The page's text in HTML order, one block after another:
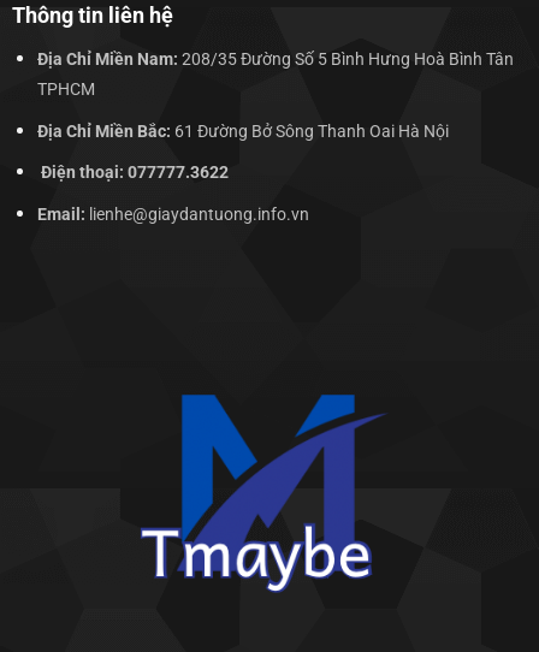
Thông tin liên hệ
Địa Chỉ Miền Nam: 208/35 Đường Số 5 Bình Hưng Hoà Bình Tân
TPHCM
Địa Chỉ Miền Bắc: 61 Đường Bở Sông Thanh Oai Hà Nội
Điện thoại: 077777.3622
Email: lienhe@giaydantuong.info.vn